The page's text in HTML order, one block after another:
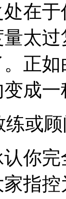
于
太
正
成
或顾
完
指